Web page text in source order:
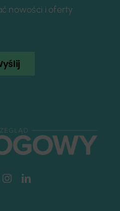
nowości i oferty